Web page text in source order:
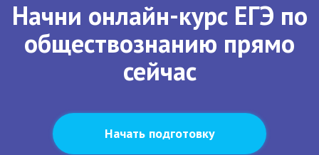
Начни онлайн-курс ЕГЭ по
обществознанию прямо
сейчас
Начать подготовку